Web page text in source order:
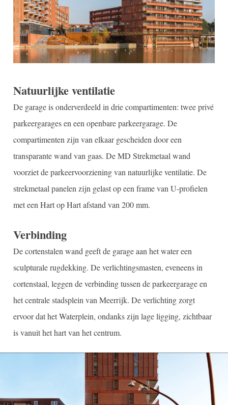
Natuurlijke ventilatie
De garage is onderverdeeld in drie compartimenten: twee privé
parkeergarages en een openbare parkeergarage. De
compartimenten zijn van elkaar gescheiden door een
transparante wand van gaas. De MD Strekmetaal wand
voorziet de parkeervoorziening van natuurlijke ventilatie. De
strekmetaal panelen zijn gelast op een frame van U-profielen
met een Hart op Hart afstand van 200 mm.
Verbinding
De cortenstalen wand geeft de garage aan het water een
sculpturale rugdekking. De verlichtingsmasten, eveneens in
cortenstaal, leggen de verbinding tussen de parkeergarage en
het centrale stadsplein van Meerrijk. De verlichting zorgt
ervoor dat het Waterplein, ondanks zijn lage ligging, zichtbaar
is vanuit het hart van het centrum.